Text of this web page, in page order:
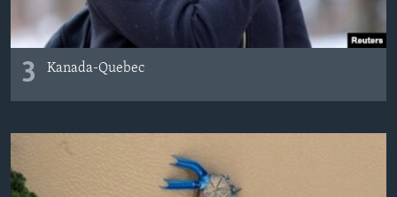
3 Kanada-Quebec